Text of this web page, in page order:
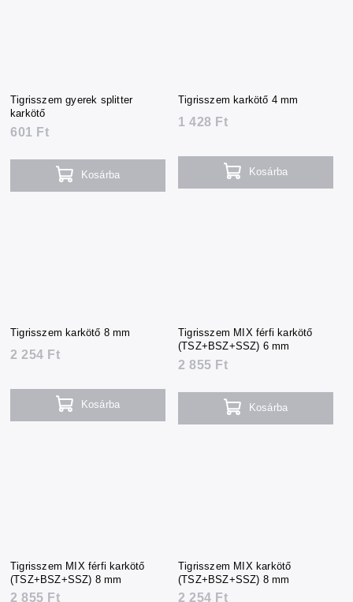
Tigrisszem gyerek splitter
karkötő
601 Ft
Kosárba
Tigrisszem karkötő 4 mm
1 428 Ft
Kosárba
Tigrisszem karkötő 8 mm
2 254 Ft
Kosárba
Tigrisszem MIX férfi karkötő
(TSZ+BSZ+SSZ) 6 mm
2 855 Ft
Kosárba
Tigrisszem MIX férfi karkötő
(TSZ+BSZ+SSZ) 8 mm
2 855 Ft
Tigrisszem MIX karkötő
(TSZ+BSZ+SSZ) 8 mm
2 254 Ft